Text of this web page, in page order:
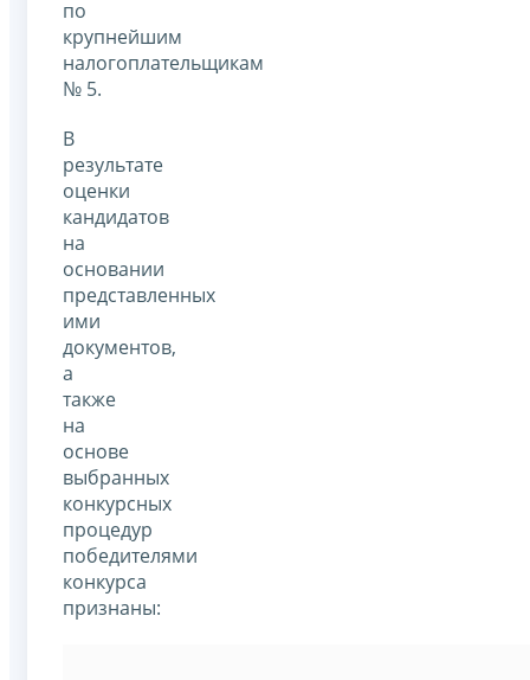
по
крупнейшим
налогоплательщикам
№ 5.
В
результате
оценки
кандидатов
на
основании
представленных
ими
документов,
а
также
на
основе
выбранных
конкурсных
процедур
победителями
конкурса
признаны: